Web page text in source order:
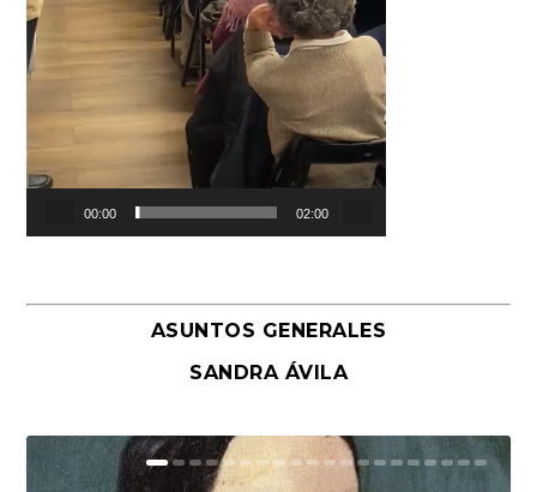
00:00 02:00
ASUNTOS GENERALES
SANDRA ÁVILA